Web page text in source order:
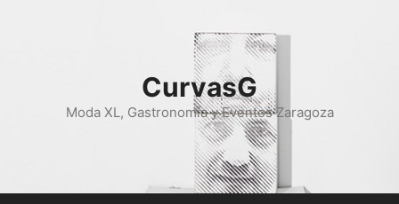
CurvasG
Moda XL, Gastronomía y Eventos Zaragoza